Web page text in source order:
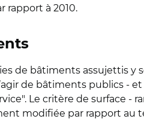
rapport à 2010.
de bâtiments assujettis
de bâtiments publics
Le critère de surface -
modifiée par rapport au